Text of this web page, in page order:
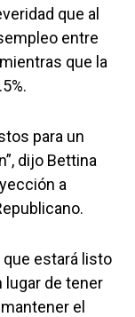
que al
entre
que la
para un
dijo Bettina
a
que estará listo
lugar de tener
el